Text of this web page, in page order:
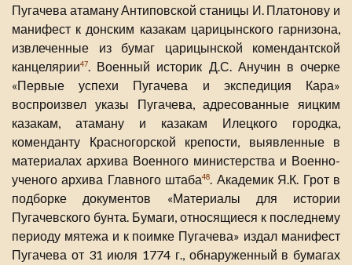
Пугачева атаману Антиповской станицы И. Платонову и
манифест к донским казакам царицынского гарнизона,
извлеченные из бумаг царицынской комендантской
канцелярии47. Военный историк Д.С. Анучин в очерке
«Первые успехи Пугачева и экспедиция Кара»
воспроизвел указы Пугачева, адресованные яицким
казакам, атаману и казакам Илецкого городка,
коменданту Красногорской крепости, выявленные в
материалах архива Военного министерства и Военно-
ученого архива Главного штаба48. Академик Я.К. Грот в
подборке документов «Материалы для истории
Пугачевского бунта. Бумаги, относящиеся к последнему
периоду мятежа и к поимке Пугачева» издал манифест
Пугачева от 31 июля 1774 г., обнаруженный в бумагах